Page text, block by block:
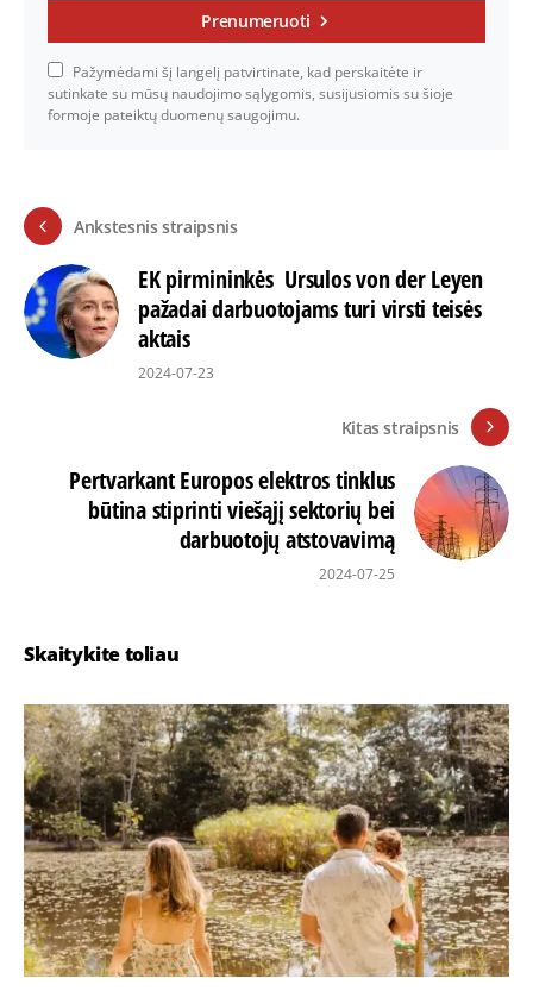
Prenumeruoti
Pažymėdami šį langelį patvirtinate, kad perskaitėte ir
sutinkate su mūsų naudojimo sąlygomis, susijusiomis su šioje
formoje pateiktų duomenų saugojimu.
Ankstesnis straipsnis
EK pirmininkės Ursulos von der Leyen
pažadai darbuotojams turi virsti teisės
aktais
2024-07-23
Kitas straipsnis
Pertvarkant Europos elektros tinklus
būtina stiprinti viešąjį sektorių bei
darbuotojų atstovavimą
2024-07-25
Skaitykite toliau